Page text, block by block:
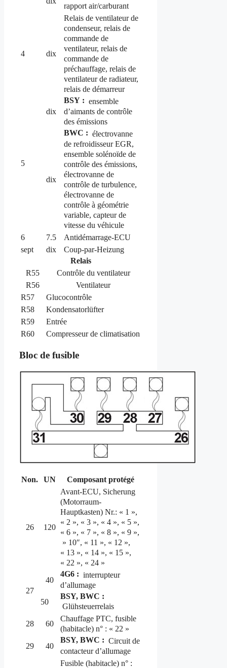
rapport air/carburant
4 dix
Relais de ventilateur de
condenseur, relais de
commande de
ventilateur, relais de
commande de
préchauffage, relais de
ventilateur de radiateur,
relais de démarreur
5
dix
BSY : ensemble
d’aimants de contrôle
des émissions
dix
BWC : électrovanne
de refroidisseur EGR,
ensemble solénoïde de
contrôle des émissions,
électrovanne de
contrôle de turbulence,
électrovanne de
contrôle à géométrie
variable, capteur de
vitesse du véhicule
6
7.5
Antidémarrage-ECU
sept
dix
Coup-par-Heizung
Relais
R55
Contrôle du ventilateur
R56
Ventilateur
R57
Glucocontrôle
R58
Kondensatorlüfter
R59
Entrée
R60
Compresseur de climatisation
Bloc de fusible
Non. UN Composant protégé
26 120
Avant-ECU, Sicherung
(Motorraum-
Hauptkasten) Nr.: « 1 »,
« 2 », « 3 », « 4 », « 5 »,
« 6 », « 7 », « 8 », « 9 »,
» 10″, « 11 », « 12 »,
« 13 », « 14 », « 15 »,
« 22 », « 24 »
27
40
4G6 : interrupteur
d’allumage
50
BSY, BWC :
Glühsteuerrelais
28
60
Chauffage PTC, fusible
(habitacle) n° : « 22 »
29 40
BSY, BWC : Circuit de
contacteur d’allumage
Fusible (habitacle) n° :